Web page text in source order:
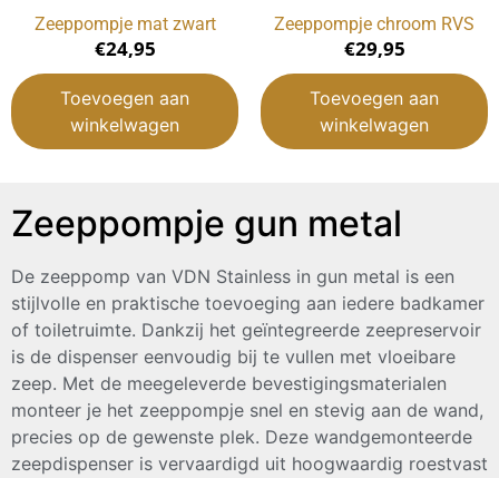
Zeeppompje mat zwart
€24,95
Toevoegen aan
winkelwagen
Zeeppompje chroom RVS
€29,95
Toevoegen aan
winkelwagen
Zeeppompje gun metal
De zeeppomp van VDN Stainless in gun metal is een
stijlvolle en praktische toevoeging aan iedere badkamer
of toiletruimte. Dankzij het geïntegreerde zeepreservoir
is de dispenser eenvoudig bij te vullen met vloeibare
zeep. Met de meegeleverde bevestigingsmaterialen
monteer je het zeeppompje snel en stevig aan de wand,
precies op de gewenste plek. Deze wandgemonteerde
zeepdispenser is vervaardigd uit hoogwaardig roestvast